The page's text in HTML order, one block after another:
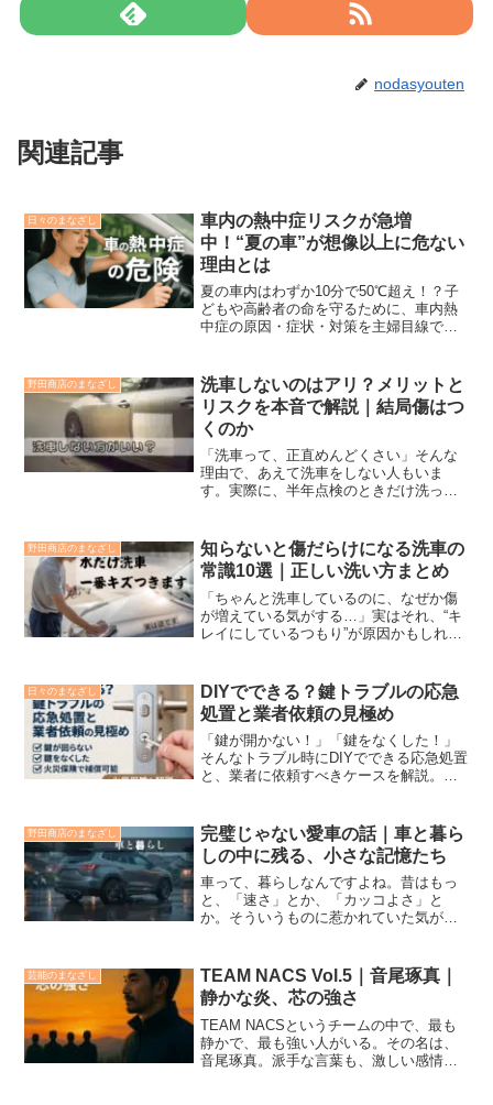
nodasyouten
関連記事
日々のまなざし
車内の熱中症リスクが急増
中！“夏の車”が想像以上に危ない
理由とは
夏の車内はわずか10分で50℃超え！？子
どもや高齢者の命を守るために、車内熱
中症の原因・症状・対策を主婦目線でや
野田商店のまなざし
洗車しないのはアリ？メリットと
リスクを本音で解説｜結局傷はつ
くのか
「洗車って、正直めんどくさい」そんな
理由で、あえて洗車をしない人もいま
す。実際に、半年点検のときだけ洗って
うか？この記事では、洗車しないメリッ
トとリスク、そして「結局傷...
野田商店のまなざし
知らないと傷だらけになる洗車の
常識10選｜正しい洗い方まとめ
「ちゃんと洗車しているのに、なぜか傷
が増えている気がする…」実はそれ、“キ
レイにしているつもり”が原因かもしれま
この記事では、車を傷つけてしまう洗車
のNG行動と、その理...
日々のまなざし
DIYでできる？鍵トラブルの応急
処置と業者依頼の見極め
「鍵が開かない！」「鍵をなくした！」
そんなトラブル時にDIYでできる応急処置
と、業者に依頼すべきケースを解説。火
野田商店のまなざし
完璧じゃない愛車の話｜車と暮ら
しの中に残る、小さな記憶たち
車って、暮らしなんですよね。昔はもっ
と、「速さ」とか、「カッコよさ」と
か。そういうものに惹かれていた気がし
り。荷物を積んだり。洗車で無駄に3時間
使ったり。気づけばそこに...
芸能のまなざし
TEAM NACS Vol.5｜音尾琢真｜
静かな炎、芯の強さ
TEAM NACSというチームの中で、最も
静かで、最も強い人がいる。その名は、
音尾琢真。派手な言葉も、激しい感情も